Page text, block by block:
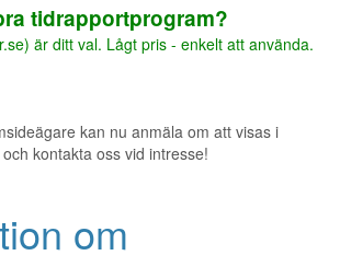
tidrapportprogram?
är ditt val. Lågt pris - enkelt att använda.
kan nu anmäla om att visas i
kontakta oss vid intresse!
om